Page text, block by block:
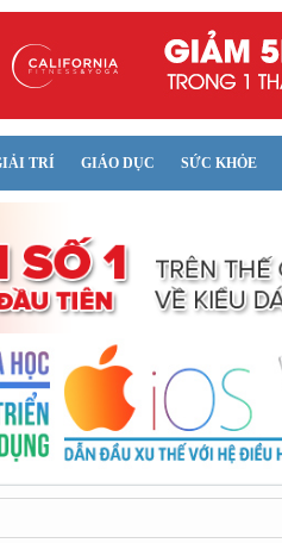
TRÍ GIÁO DỤC SỨC KHỎE